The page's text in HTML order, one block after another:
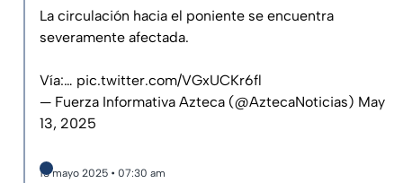
La circulación hacia el poniente se encuentra
severamente afectada.
Vía:… pic.twitter.com/VGxUCKr6fl
— Fuerza Informativa Azteca (@AztecaNoticias) May
13, 2025
13 mayo 2025 • 07:30 am